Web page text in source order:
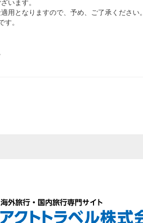
います。
用となりますので、予め、ご了承ください。
。